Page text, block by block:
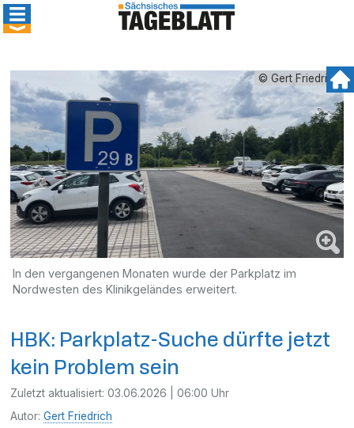
© Gert Friedrich
In den vergangenen Monaten wurde der Parkplatz im
Nordwesten des Klinikgeländes erweitert.
HBK: Parkplatz-Suche dürfte jetzt
kein Problem sein
Zuletzt aktualisiert:03.06.2026 | 06:00 Uhr
Autor:Gert Friedrich